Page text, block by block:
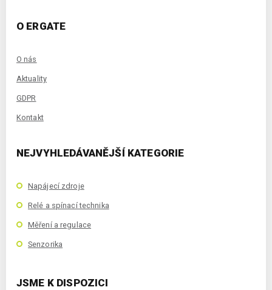
O ERGATE
O nás
Aktuality
GDPR
Kontakt
NEJVYHLEDÁVANĚJŠÍ KATEGORIE
Napájecí zdroje
Relé a spínací technika
Měření a regulace
Senzorika
JSME K DISPOZICI